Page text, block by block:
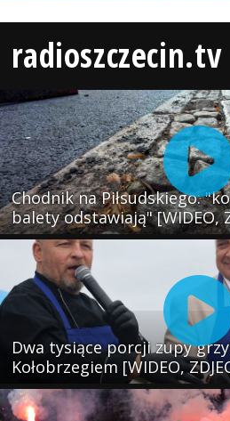
radioszczecin.tv
Chodnik na Piłsudskiego:
balety odstawiają" [WIDEO,
Dwa tysiące porcji zupy
Kołobrzegiem [WIDEO,